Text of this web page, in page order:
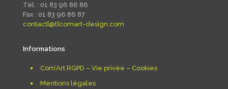
Tél. : 01 83 96 86 86
Fax : 01 83 96 86 87
contact[@t]comart-design.com
Informations
Com’Art RGPD – Vie privée – Cookies
Mentions légales